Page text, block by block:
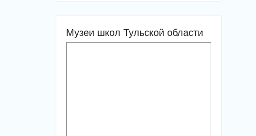
Музеи школ Тульской области